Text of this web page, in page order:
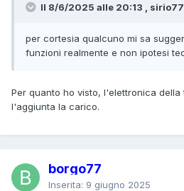
Il 8/6/2025 alle 20:13 ,
per cortesia qualcuno mi sa
funzioni realmente e non ipotesi
Per quanto ho visto, l'elettronica
l'aggiunta la carico.
borgo77
Inserita: 9 giugno 2025